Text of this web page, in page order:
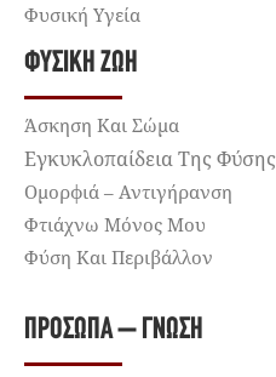
Φυσική Υγεία
ΦΥΣΙΚΉ ΖΩΉ
Άσκηση Και Σώμα
Εγκυκλοπαίδεια Της Φύσης
Ομορφιά – Αντιγήρανση
Φτιάχνω Μόνος Μου
Φύση Και Περιβάλλον
ΠΡΌΣΩΠΑ – ΓΝΏΣΗ